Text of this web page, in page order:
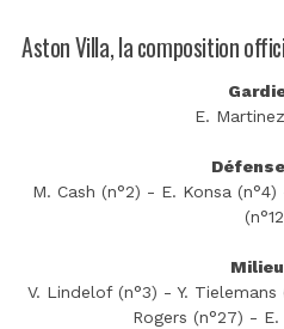
Aston Villa, la composition
E.
M. Cash (n°2) - E. Konsa
V. Lindelof (n°3) - Y.
Rogers (n°27) - E.